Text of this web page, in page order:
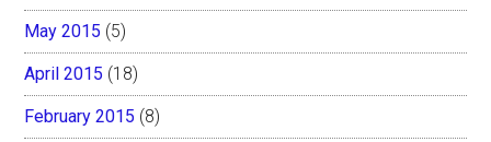
May 2015 (5)
April 2015 (18)
February 2015 (8)